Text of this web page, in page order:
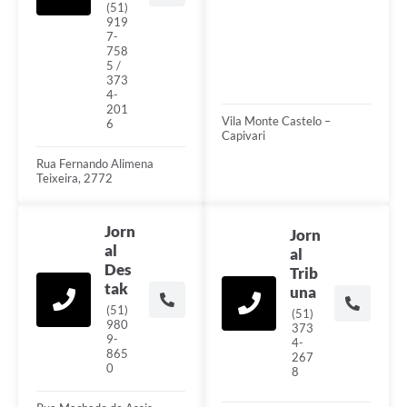
(51)
919
7-
758
5 /
373
4-
201
6
Rua Fernando Alimena
Teixeira, 2772
Vila Monte Castelo –
Capivari
Jorn
al
Des
tak
(51)
980
9-
865
0
Jorn
al
Trib
una
(51)
373
4-
267
8